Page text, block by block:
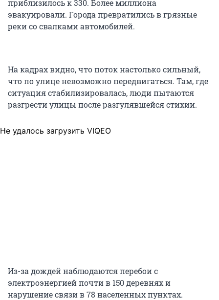
приблизилось к 330. Более миллиона
эвакуировали. Города превратились в грязные
реки со свалками автомобилей.
На кадрах видно, что поток настолько сильный,
что по улице невозможно передвигаться. Там, где
ситуация стабилизировалась, люди пытаются
разгрести улицы после разгулявшейся стихии.
Не удалось загрузить VIQEO
Из-за дождей наблюдаются перебои с
электроэнергией почти в 150 деревнях и
нарушение связи в 78 населенных пунктах.